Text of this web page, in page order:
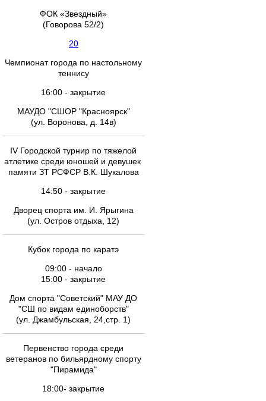
ФОК «Звездный»
(Говорова 52/2)
20
Чемпионат города по настольному
теннису
16:00 - закрытие
МАУДО "СШОР "Красноярск"
(ул. Воронова, д. 14в)
IV Городской турнир по тяжелой
атлетике среди юношей и девушек
памяти ЗТ РСФСР В.К. Шукалова
14:50 - закрытие
Дворец спорта им. И. Ярыгина
(ул. Остров отдыха, 12)
Кубок города по каратэ
09:00 - начало
15:00 - закрытие
Дом спорта "Советский" МАУ ДО
"СШ по видам единоборств"
(ул. Джамбульская, 24,стр. 1)
Первенство города среди
ветеранов по бильярдному спорту
"Пирамида"
18:00- закрытие